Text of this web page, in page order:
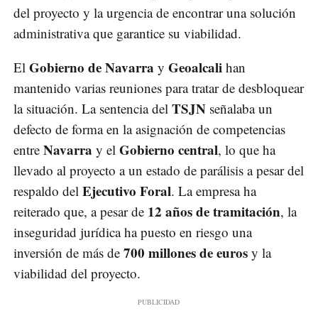
del proyecto y la urgencia de encontrar una solución
administrativa que garantice su viabilidad.
El Gobierno de Navarra y Geoalcali han
mantenido varias reuniones para tratar de desbloquear
la situación. La sentencia del TSJN señalaba un
defecto de forma en la asignación de competencias
entre Navarra y el Gobierno central, lo que ha
llevado al proyecto a un estado de parálisis a pesar del
respaldo del Ejecutivo Foral. La empresa ha
reiterado que, a pesar de 12 años de tramitación, la
inseguridad jurídica ha puesto en riesgo una
inversión de más de 700 millones de euros y la
viabilidad del proyecto.